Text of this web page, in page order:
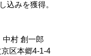
込みを獲得。
村 創一郎
区本郷4-1-4